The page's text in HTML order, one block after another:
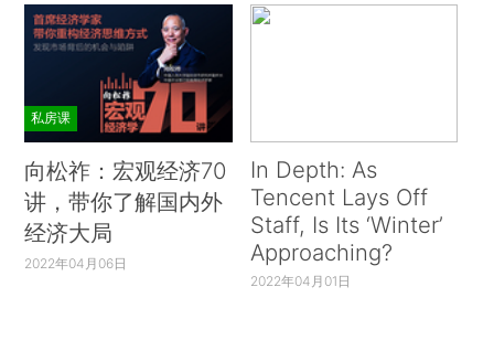
私房课
向松祚：宏观经济70
讲，带你了解国内外
经济大局
2022年04月06日
In Depth: As
Tencent Lays Off
Staff, Is Its ‘Winter’
Approaching?
2022年04月01日